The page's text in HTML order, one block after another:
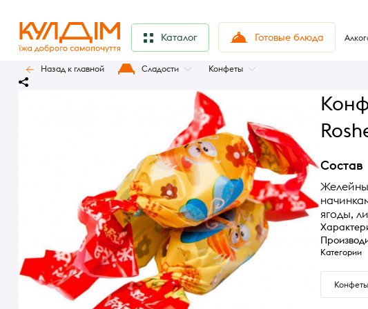
Каталог Готовые блюда
Назад к главной Сладости Конфеты
Состав
ягоды,
Категории
Конфеты